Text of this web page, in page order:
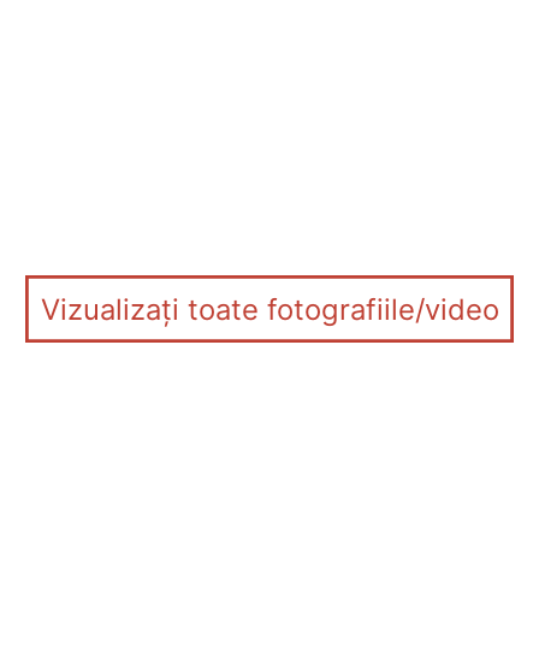
Vizualizați toate fotografiile/video